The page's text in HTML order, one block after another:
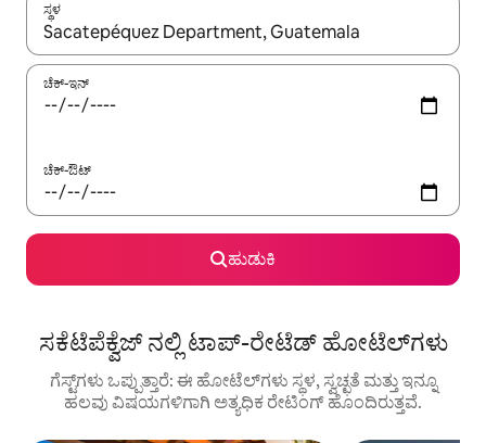
ಸ್ಥಳ
ಫಲಿತಾಂಶಗಳು ಲಭ್ಯವಿರುವಾಗ, ಅಪ್ ಮತ್ತು ಡೌನ್ ಬಾಣದ ಕೀಲಿಗಳೊಂದಿಗೆ
ಚೆಕ್-ಇನ್
ಚೆಕ್-ಔಟ್
ಹುಡುಕಿ
ಸಕೆಟೆಪೆಕ್ವೆಜ್ ನಲ್ಲಿ ಟಾಪ್-ರೇಟೆಡ್ ಹೋಟೆಲ್‌ಗಳು
ಗೆಸ್ಟ್‌ಗಳು ಒಪ್ಪುತ್ತಾರೆ: ಈ ಹೋಟೆಲ್‌ಗಳು ಸ್ಥಳ, ಸ್ವಚ್ಛತೆ ಮತ್ತು ಇನ್ನೂ
ಹಲವು ವಿಷಯಗಳಿಗಾಗಿ ಅತ್ಯಧಿಕ ರೇಟಿಂಗ್ ‌ಹೊಂದಿರುತ್ತವೆ.